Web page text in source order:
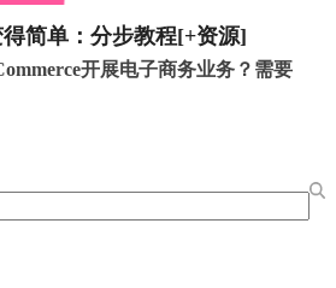
得简单：分步教程[+资源]
开展电子商务业务？需要